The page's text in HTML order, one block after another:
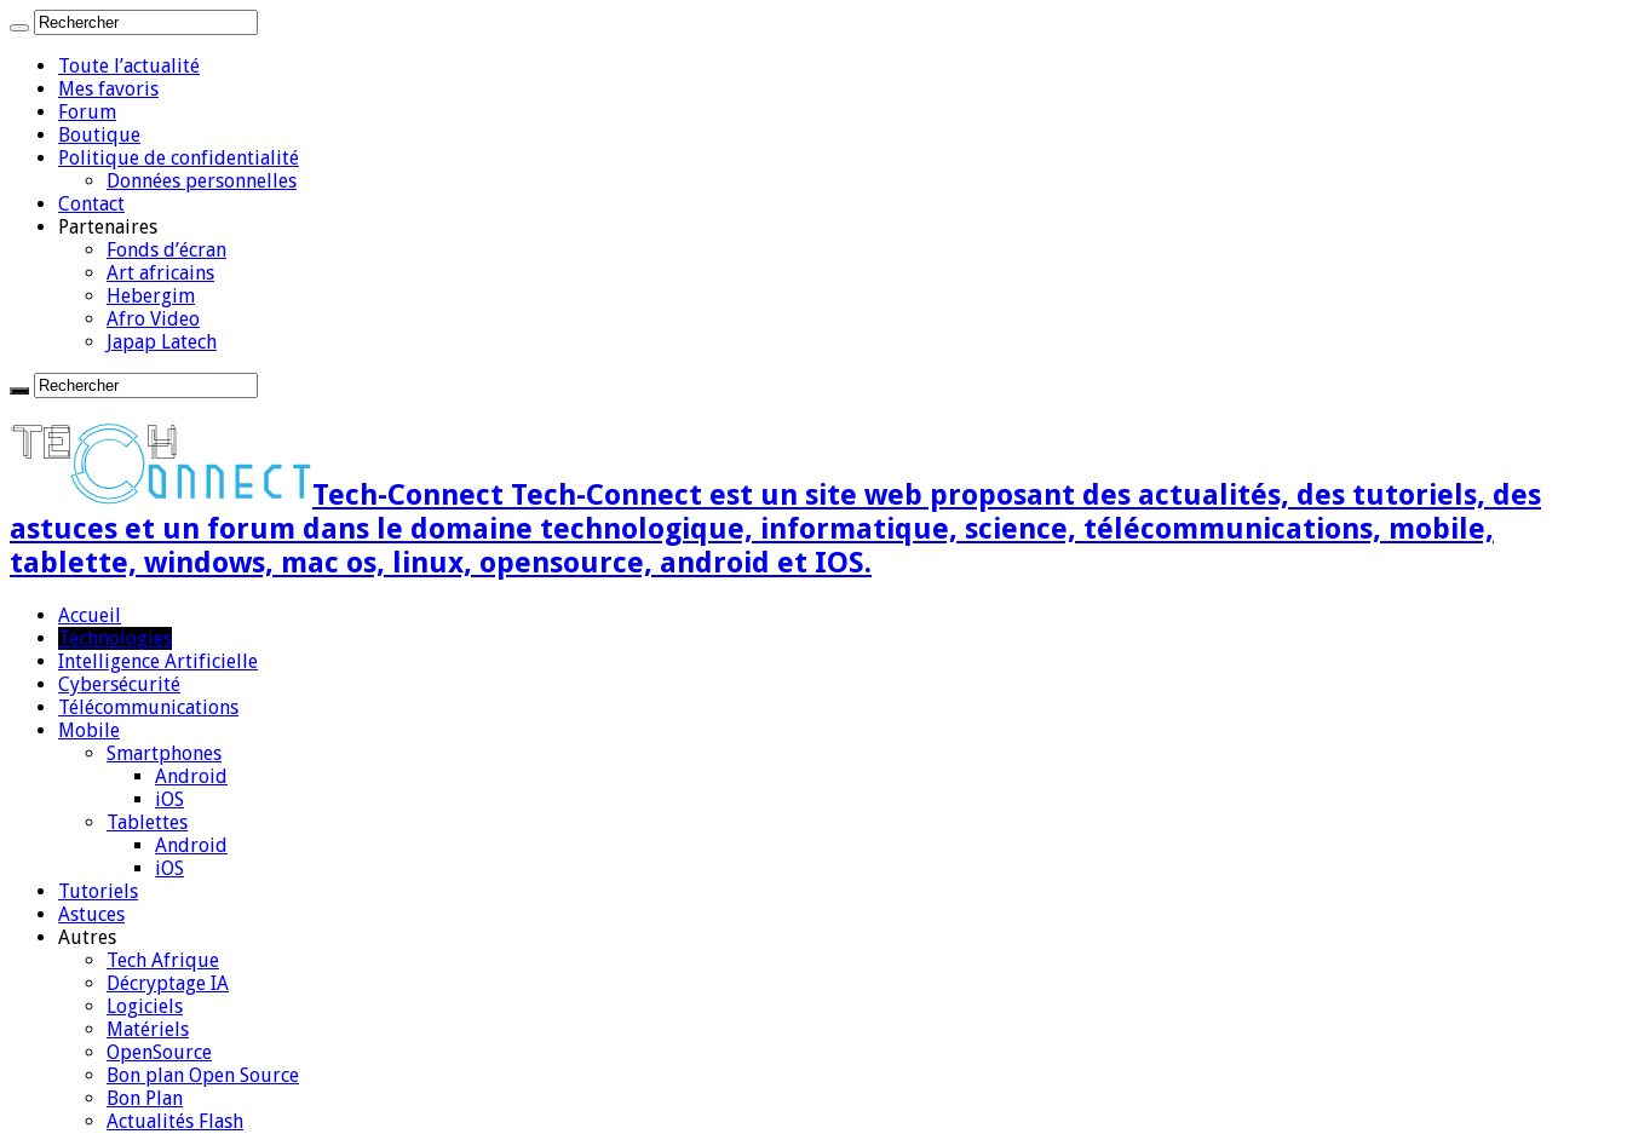
Toute l’actualité
Mes favoris
Forum
Boutique
Politique de confidentialité
Données personnelles
Contact
Partenaires
Fonds d’écran
Art africains
Hebergim
Afro Video
Japap Latech
Tech-Connect Tech-Connect est un site web proposant des actualités, des tutoriels, des
astuces et un forum dans le domaine technologique, informatique, science, télécommunications, mobile,
tablette, windows, mac os, linux, opensource, android et IOS.
Accueil
Technologies
Intelligence Artificielle
Cybersécurité
Télécommunications
Mobile
Smartphones
Android
iOS
Tablettes
Android
iOS
Tutoriels
Astuces
Autres
Tech Afrique
Décryptage IA
Logiciels
Matériels
OpenSource
Bon plan Open Source
Bon Plan
Actualités Flash